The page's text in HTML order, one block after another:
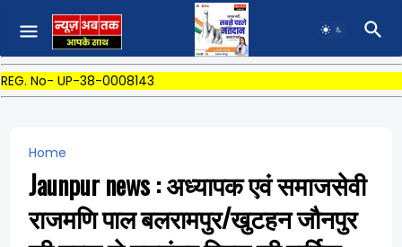
REG. No- UP-38-0008143
Home
Jaunpur news : अध्यापक एवं समाजसेवी
राजमणि पाल बलरामपुर/खुटहन जौनपुर